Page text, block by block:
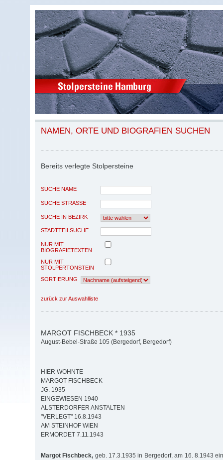
NAMEN, ORTE UND BIOGRAFIEN SUCHEN
Bereits verlegte Stolpersteine
SUCHE NAME
SUCHE STRASSE
SUCHE IN BEZIRK
STADTTEILSUCHE
NUR MIT
BIOGRAFIETEXTEN
NUR MIT
STOLPERTONSTEIN
SORTIERUNG
zurück zur Auswahlliste
MARGOT FISCHBECK * 1935
August-Bebel-Straße 105 (Bergedorf, Bergedorf)
HIER WOHNTE
MARGOT FISCHBECK
JG. 1935
EINGEWIESEN 1940
ALSTERDORFER ANSTALTEN
"VERLEGT" 16.8.1943
AM STEINHOF WIEN
ERMORDET 7.11.1943
Margot Fischbeck, geb. 17.3.1935 in Bergedorf, am 16. 8.1943